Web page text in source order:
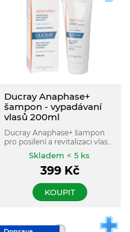
Ducray Anaphase+
šampon - vypadávaní
vlasů 200ml
Ducray Anaphase+ šampon
pro posílení a revitalizaci vlasů
dodává základní výživné látky
nutné pro růst silných vlasů a
zmírňující jejich vypadávání. Je
Skladem < 5 ks
399Kč
KOUPIT